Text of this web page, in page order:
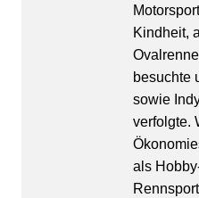
Kindheit,
besuchte
sowie
verfolgte.
als